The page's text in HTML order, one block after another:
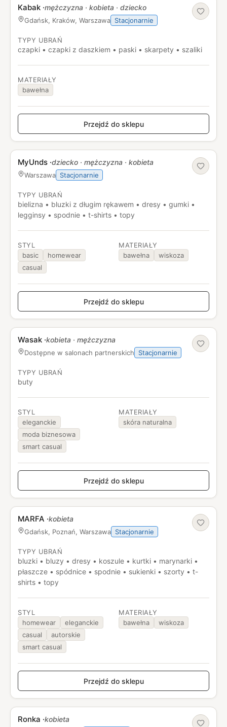
Kabak ·mężczyzna · kobieta · dziecko
Gdańsk, Kraków, Warszawa Stacjonarnie
TYPY UBRAŃ
czapki • czapki z daszkiem • paski • skarpety • szaliki
MATERIAŁY
bawełna
Przejdź do sklepu
MyUnds ·dziecko · mężczyzna · kobieta
Warszawa Stacjonarnie
TYPY UBRAŃ
bielizna • bluzki z długim rękawem • dresy • gumki •
legginsy • spodnie • t-shirts • topy
STYL
basic
homewear
casual
MATERIAŁY
bawełna
wiskoza
Przejdź do sklepu
Wasak ·kobieta · mężczyzna
Dostępne w salonach partnerskich Stacjonarnie
TYPY UBRAŃ
buty
STYL
eleganckie
moda biznesowa
smart casual
MATERIAŁY
skóra naturalna
Przejdź do sklepu
MARFA ·kobieta
Gdańsk, Poznań, Warszawa Stacjonarnie
TYPY UBRAŃ
bluzki • bluzy • dresy • koszule • kurtki • marynarki •
płaszcze • spódnice • spodnie • sukienki • szorty • t-
shirts • topy
STYL
homewear
eleganckie
casual
autorskie
smart casual
MATERIAŁY
bawełna
wiskoza
Przejdź do sklepu
Ronka ·kobieta